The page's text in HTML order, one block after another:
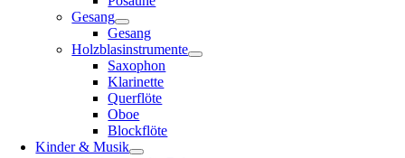
Gesang
Gesang
Holzblasinstrumente
Saxophon
Klarinette
Querflöte
Oboe
Blockflöte
Kinder & Musik